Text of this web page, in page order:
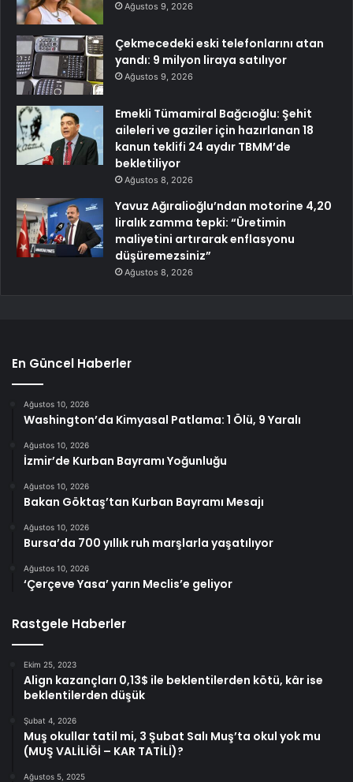
Ağustos 9, 2026
Çekmecedeki eski telefonlarını atan
yandı: 9 milyon liraya satılıyor
Ağustos 9, 2026
Emekli Tümamiral Bağcıoğlu: Şehit
aileleri ve gaziler için hazırlanan 18
kanun teklifi 24 aydır TBMM’de
bekletiliyor
Ağustos 8, 2026
Yavuz Ağıralioğlu’ndan motorine 4,20
liralık zamma tepki: “Üretimin
maliyetini artırarak enflasyonu
düşüremezsiniz”
Ağustos 8, 2026
En Güncel Haberler
Ağustos 10, 2026
Washington’da Kimyasal Patlama: 1 Ölü, 9 Yaralı
Ağustos 10, 2026
İzmir’de Kurban Bayramı Yoğunluğu
Ağustos 10, 2026
Bakan Göktaş’tan Kurban Bayramı Mesajı
Ağustos 10, 2026
Bursa’da 700 yıllık ruh marşlarla yaşatılıyor
Ağustos 10, 2026
‘Çerçeve Yasa’ yarın Meclis’e geliyor
Rastgele Haberler
Ekim 25, 2023
Align kazançları 0,13$ ile beklentilerden kötü, kâr ise
beklentilerden düşük
Şubat 4, 2026
Muş okullar tatil mi, 3 Şubat Salı Muş’ta okul yok mu
(MUŞ VALİLİĞİ – KAR TATİLİ)?
Ağustos 5, 2025